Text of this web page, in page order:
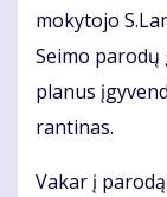
mo­ky­to­jo
Sei­mo pa­ro­dų
pla­nus
ran­ti­nas.
Va­kar į